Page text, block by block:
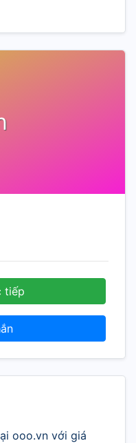
tiếp
ooo.vn với giá